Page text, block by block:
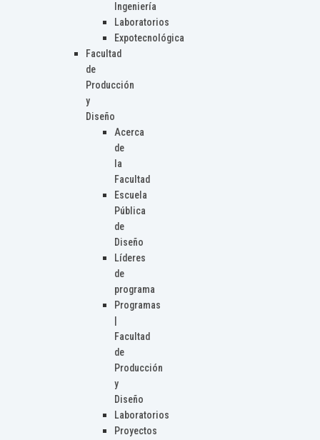
Ingeniería
Laboratorios
Expotecnológica
Facultad
de
Producción
y
Diseño
Acerca
de
la
Facultad
Escuela
Pública
de
Diseño
Líderes
de
programa
Programas
Facultad
de
Producción
y
Diseño
Laboratorios
Proyectos